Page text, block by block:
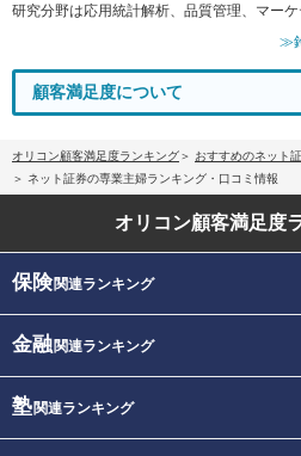
研究分野は応用統計解析、品質管理、マーケ
≫
顧客満足度について
オリコン顧客満足度ランキング おすすめのネット
ネット証券の専業主婦ランキング・口コミ情報
オリコン顧客満足度
保険関連ランキング
金融関連ランキング
塾関連ランキング